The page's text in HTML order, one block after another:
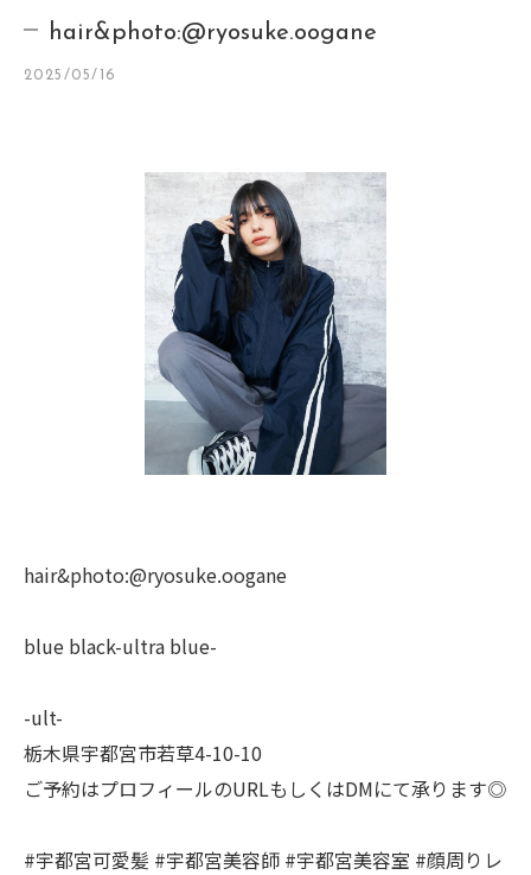
hair&photo:@ryosuke.oogane
2025/05/16
hair&photo:@ryosuke.oogane
blue black-ultra blue-
-ult-
栃木県宇都宮市若草4-10-10
ご予約はプロフィールのURLもしくはDMにて承ります◎
#宇都宮可愛髪 #宇都宮美容師 #宇都宮美容室 #顔周りレ